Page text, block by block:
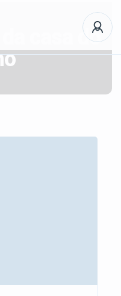
casa do